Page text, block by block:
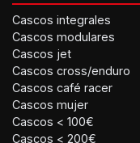
Cascos integrales
Cascos modulares
Cascos jet
Cascos cross/enduro
Cascos café racer
Cascos mujer
Cascos < 100€
Cascos < 200€